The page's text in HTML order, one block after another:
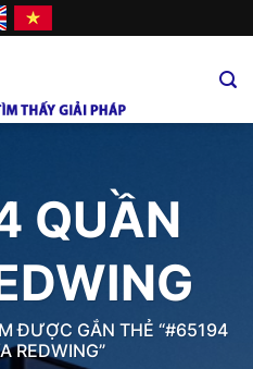
QUẦN
ĐƯỢC GẮN THẺ “#65194
REDWING”